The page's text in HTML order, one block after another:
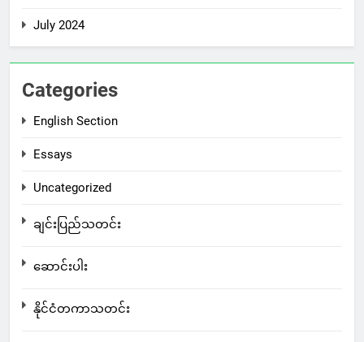
July 2024
Categories
English Section
Essays
Uncategorized
ချင်းပြည်သတင်း
ဆောင်းပါး
နိုင်ငံတကာသတင်း